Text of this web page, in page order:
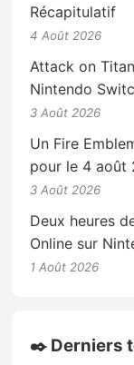
Récapitulatif
4 Août 2026
Attack on
Nintendo
3 Août 2026
Un Fire
pour le 4 août
3 Août 2026
Deux heures
Online sur
1 Août 2026
✒️ Derniers